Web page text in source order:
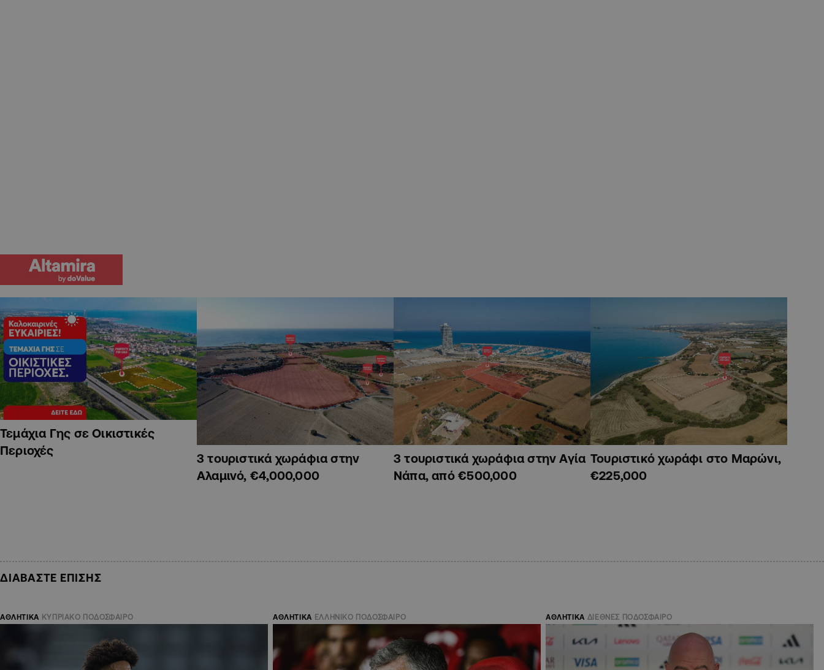
Τεμάχια Γης σε Οικιστικές
Περιοχές
3 τουριστικά χωράφια στην
Αλαμινό, €4,000,000
3 τουριστικά χωράφια στην Αγία
Νάπα, από €500,000
Τουριστικό χωράφι στο Μαρώνι,
€225,000
ΔΙΑΒΑΣΤΕ ΕΠΙΣΗΣ
ΑΘΛΗΤΙΚΑ ΚΥΠΡΙΑΚΟ ΠΟΔΟΣΦΑΙΡΟ ΑΘΛΗΤΙΚΑ ΕΛΛΗΝΙΚΟ ΠΟΔΟΣΦΑΙΡΟ ΑΘΛΗΤΙΚΑ ΔΙΕΘΝΕΣ ΠΟΔΟΣΦΑΙΡΟ